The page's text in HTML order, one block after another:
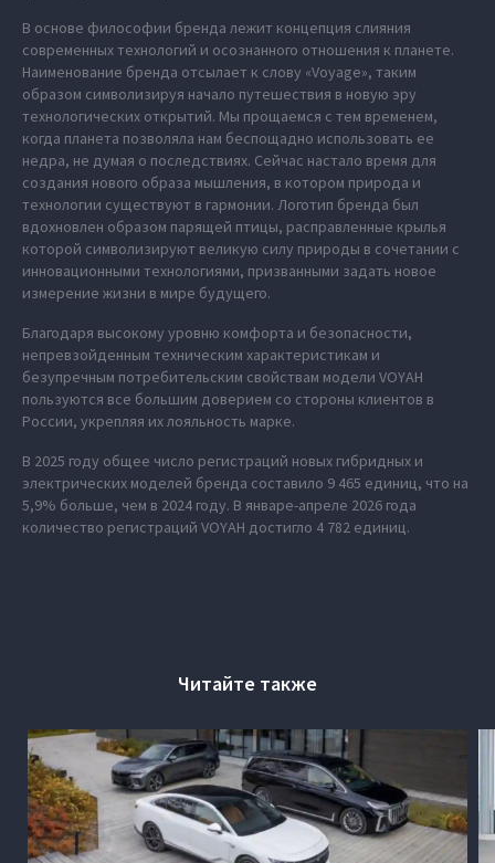
В основе философии бренда лежит концепция слияния
современных технологий и осознанного отношения к планете.
Наименование бренда отсылает к слову «Voyage», таким
образом символизируя начало путешествия в новую эру
технологических открытий. Мы прощаемся с тем временем,
когда планета позволяла нам беспощадно использовать ее
недра, не думая о последствиях. Сейчас настало время для
создания нового образа мышления, в котором природа и
технологии существуют в гармонии. Логотип бренда был
вдохновлен образом парящей птицы, расправленные крылья
которой символизируют великую силу природы в сочетании с
инновационными технологиями, призванными задать новое
измерение жизни в мире будущего.
Благодаря высокому уровню комфорта и безопасности,
непревзойденным техническим характеристикам и
безупречным потребительским свойствам модели VOYAH
пользуются все большим доверием со стороны клиентов в
России, укрепляя их лояльность марке.
В 2025 году общее число регистраций новых гибридных и
электрических моделей бренда составило 9 465 единиц, что на
5,9% больше, чем в 2024 году. В январе-апреле 2026 года
количество регистраций VOYAH достигло 4 782 единиц.
Читайте также